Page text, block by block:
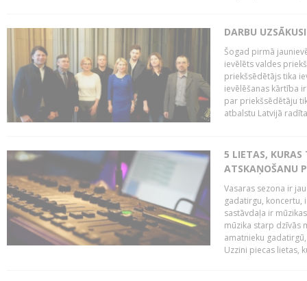
DARBU
Šogad pirmā
ievēlēts valdes
priekšsēdētājs tika
ievēlēšanas kārtība
par priekšsēdētāju
atbalstu Latvijā
5 LIETAS, KURAS
ATSKAŅOŠANU
Vasaras sezona ir
gadatirgu, koncertu,
sastāvdaļa ir
mūzika starp dzīvās
amatnieku
Uzzini piecas lietas,